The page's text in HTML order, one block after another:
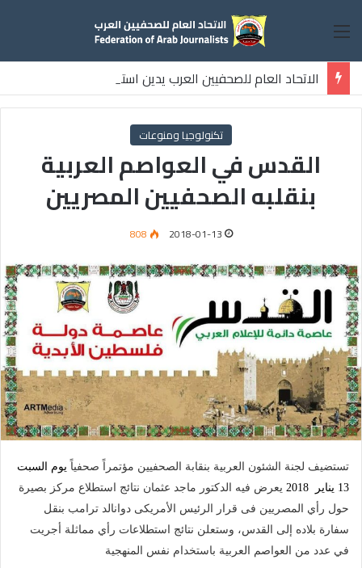
القائمة
الاتحاد العام للصحفيين العرب يدين استشهاد
ثلاثة صحفيين فلسطينيين باستهداف إسرائيلي وسط قطاع غزة
تكنولوجيا ومنوعات
القدس في العواصم العربية
بنقلبه الصحفيين المصريين
2018-01-13
808
تستضيف لجنة الشئون العربية بنقابة الصحفيين مؤتمراً صحفياً يوم السبت
13 يناير 2018
يعرض فيه الدكتور ماجد عثمان نتائج استطلاع مركز بصيرة
حول رأي المصريين فى قرار الرئيس الأمريكى دوانالد ترامب بنقل
سفارة بلاده إلى القدس، وستعلن نتائج استطلاعات رأي مماثلة أجريت
في عدد من العواصم العربية باستخدام نفس المنهجية